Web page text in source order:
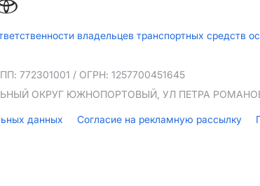
владельцев транспортных
772301001 / ОГРН: 1257700451645
ОКРУГ ЮЖНОПОРТОВЫЙ, УЛ ПЕТРА
данных Согласие на рекламную рассылку